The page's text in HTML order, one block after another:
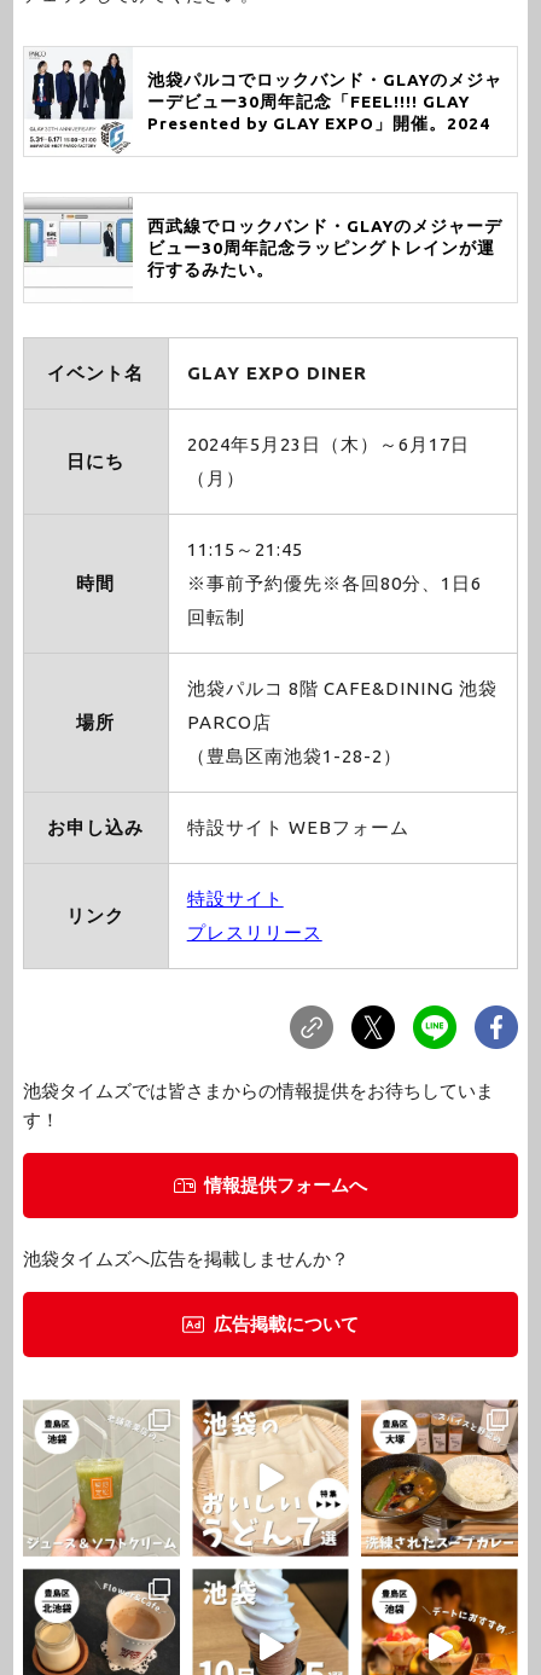
池袋パルコでロックバンド・GLAYのメジャ
ーデビュー30周年記念「FEEL!!!! GLAY
Presented by GLAY EXPO」開催。2024
西武線でロックバンド・GLAYのメジャーデ
ビュー30周年記念ラッピングトレインが運
行するみたい。
イベント名 GLAY EXPO DINER
日にち
2024年5月23日（木）～6月17日
（月）
時間
11:15～21:45
※事前予約優先※各回80分、1日6
回転制
場所
池袋パルコ 8階 CAFE&DINING 池袋
PARCO店
（豊島区南池袋1-28-2）
お申し込み 特設サイト WEBフォーム
リンク
特設サイト
プレスリリース
池袋タイムズでは皆さまからの情報提供をお待ちしていま
す！
情報提供フォームへ
池袋タイムズへ広告を掲載しませんか？
広告掲載について